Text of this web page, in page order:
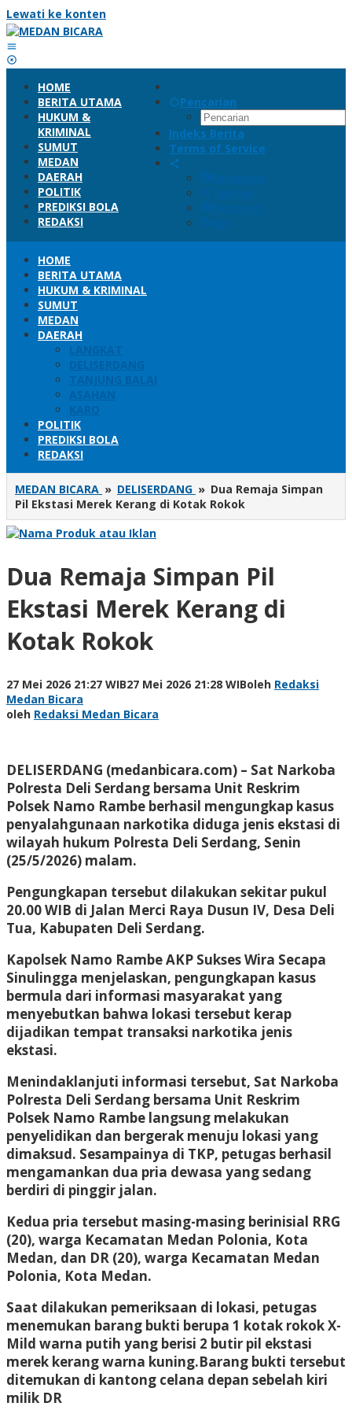
Lewati ke konten
Pencarian
Indeks Berita
Terms of Service
HOME
BERITA UTAMA
HUKUM &
KRIMINAL
SUMUT
MEDAN
DAERAH
POLITIK
PREDIKSI BOLA
REDAKSI
HOME
BERITA UTAMA
HUKUM & KRIMINAL
SUMUT
MEDAN
DAERAH
LANGKAT
DELISERDANG
TANJUNG BALAI
ASAHAN
KARO
POLITIK
PREDIKSI BOLA
REDAKSI
MEDAN BICARA » DELISERDANG » Dua Remaja Simpan
Pil Ekstasi Merek Kerang di Kotak Rokok
Dua Remaja Simpan Pil
Ekstasi Merek Kerang di
Kotak Rokok
27 Mei 2026 21:27 WIB27 Mei 2026 21:28 WIBoleh Redaksi
Medan Bicara
oleh Redaksi Medan Bicara
DELISERDANG (medanbicara.com) – Sat Narkoba
Polresta Deli Serdang bersama Unit Reskrim
Polsek Namo Rambe berhasil mengungkap kasus
penyalahgunaan narkotika diduga jenis ekstasi di
wilayah hukum Polresta Deli Serdang, Senin
(25/5/2026) malam.
Pengungkapan tersebut dilakukan sekitar pukul
20.00 WIB di Jalan Merci Raya Dusun IV, Desa Deli
Tua, Kabupaten Deli Serdang.
Kapolsek Namo Rambe AKP Sukses Wira Secapa
Sinulingga menjelaskan, pengungkapan kasus
bermula dari informasi masyarakat yang
menyebutkan bahwa lokasi tersebut kerap
dijadikan tempat transaksi narkotika jenis
ekstasi.
Menindaklanjuti informasi tersebut, Sat Narkoba
Polresta Deli Serdang bersama Unit Reskrim
Polsek Namo Rambe langsung melakukan
penyelidikan dan bergerak menuju lokasi yang
dimaksud. Sesampainya di TKP, petugas berhasil
mengamankan dua pria dewasa yang sedang
berdiri di pinggir jalan.
Kedua pria tersebut masing-masing berinisial RRG
(20), warga Kecamatan Medan Polonia, Kota
Medan, dan DR (20), warga Kecamatan Medan
Polonia, Kota Medan.
Saat dilakukan pemeriksaan di lokasi, petugas
menemukan barang bukti berupa 1 kotak rokok X-
Mild warna putih yang berisi 2 butir pil ekstasi
merek kerang warna kuning.Barang bukti tersebut
ditemukan di kantong celana depan sebelah kiri
milik DR